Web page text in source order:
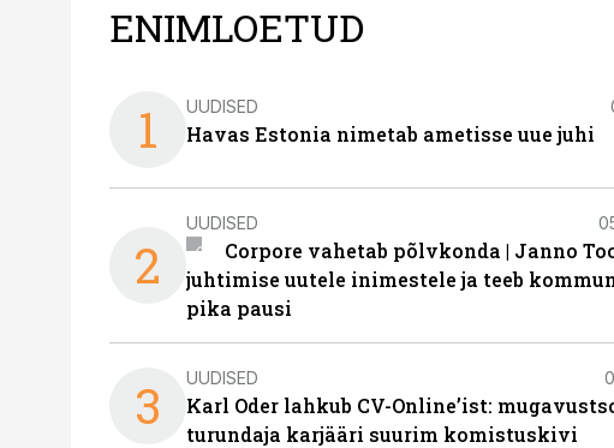
ENIMLOETUD
1 UUDISED
Havas Estonia nimetab ametisse uue juhi
2
UUDISED
Corpore vahetab põlvkonda | Janno
juhtimise uutele inimestele ja teeb
pika pausi
3 UUDISED
Karl Oder lahkub CV-Online’ist:
turundaja karjääri suurim komistuskivi